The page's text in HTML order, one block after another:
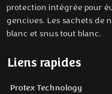
protection intégrée pour
gencives. Les sachets de
blanc et snus tout blanc.
Liens rapides
Protex Technology